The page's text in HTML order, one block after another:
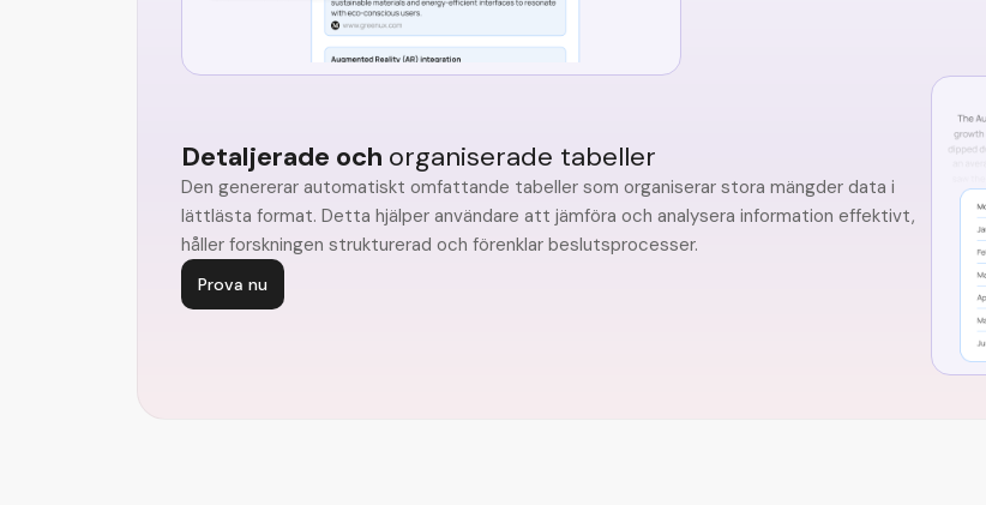
Detaljerade och organiserade tabeller
Den genererar automatiskt omfattande tabeller som organiserar stora mängder data i
lättlästa format. Detta hjälper användare att jämföra och analysera information effektivt,
håller forskningen strukturerad och förenklar beslutsprocesser.
Prova nu